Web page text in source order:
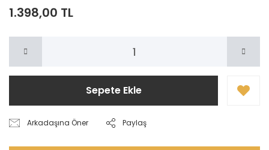
1.398,00 TL
Sepete Ekle
Arkadaşına Öner Paylaş